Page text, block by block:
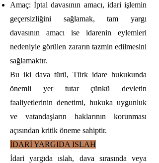
Amaç: İptal davasının amacı, idari işlemin
geçersizliğini sağlamak, tam yargı
davasının amacı ise idarenin eylemleri
nedeniyle görülen zararın tazmin edilmesini
sağlamaktır.
Bu iki dava türü, Türk idare hukukunda
önemli yer tutar çünkü devletin
faaliyetlerinin denetimi, hukuka uygunluk
ve vatandaşların haklarının korunması
açısından kritik öneme sahiptir.
İDARİ YARGIDA ISLAH
İdari yargıda ıslah, dava sırasında veya